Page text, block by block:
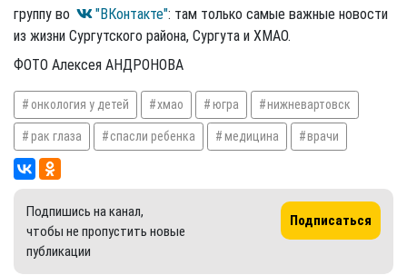
группу во
"ВКонтакте": там только самые важные новости
из жизни Сургутского района, Сургута и ХМАО.
ФОТО Алексея АНДРОНОВА
онкология у детей хмао югра нижневартовск
рак глаза спасли ребенка медицина врачи
Подпишись на канал,
чтобы не пропустить новые
публикации
Подписаться